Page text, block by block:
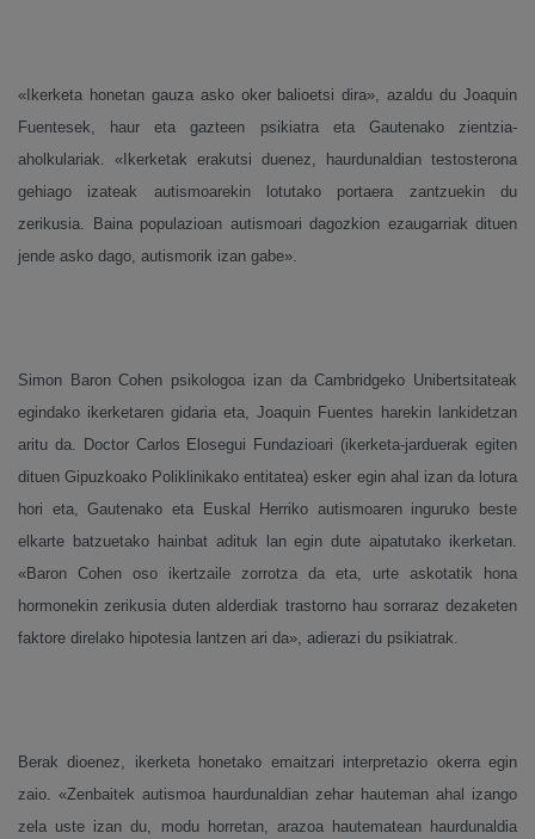
«Ikerketa honetan gauza asko oker balioetsi dira», azaldu du Joaquin
Fuentesek, haur eta gazteen psikiatra eta Gautenako zientzia-
aholkulariak. «Ikerketak erakutsi duenez, haurdunaldian testosterona
gehiago izateak autismoarekin lotutako portaera zantzuekin du
zerikusia. Baina populazioan autismoari dagozkion ezaugarriak dituen
jende asko dago, autismorik izan gabe».
Simon Baron Cohen psikologoa izan da Cambridgeko Unibertsitateak
egindako ikerketaren gidaria eta, Joaquin Fuentes harekin lankidetzan
aritu da. Doctor Carlos Elosegui Fundazioari (ikerketa-jarduerak egiten
dituen Gipuzkoako Poliklinikako entitatea) esker egin ahal izan da lotura
hori eta, Gautenako eta Euskal Herriko autismoaren inguruko beste
elkarte batzuetako hainbat adituk lan egin dute aipatutako ikerketan.
«Baron Cohen oso ikertzaile zorrotza da eta, urte askotatik hona
hormonekin zerikusia duten alderdiak trastorno hau sorraraz dezaketen
faktore direlako hipotesia lantzen ari da», adierazi du psikiatrak.
Berak dioenez, ikerketa honetako emaitzari interpretazio okerra egin
zaio. «Zenbaitek autismoa haurdunaldian zehar hauteman ahal izango
zela uste izan du, modu horretan, arazoa hautematean haurdunaldia